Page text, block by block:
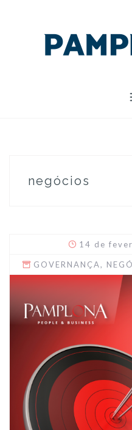
negócios
14 de
GOVERNANÇA,